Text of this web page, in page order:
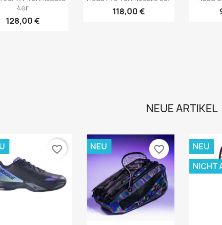
4er
128,00 €
118,00 €
NEUE ARTIKEL
favorite_border NEU favorite_border
NEU
NICHT